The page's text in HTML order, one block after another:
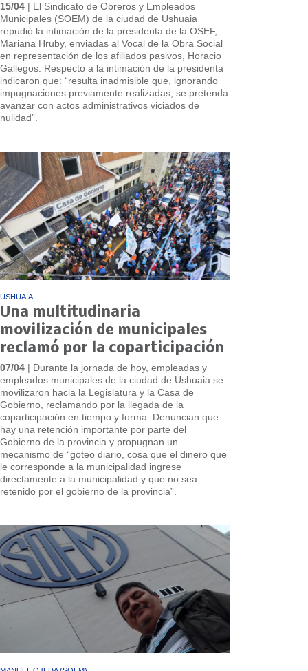
15/04 | El Sindicato de Obreros y Empleados
Municipales (SOEM) de la ciudad de Ushuaia
repudió la intimación de la presidenta de la OSEF,
Mariana Hruby, enviadas al Vocal de la Obra Social
en representación de los afiliados pasivos, Horacio
Gallegos. Respecto a la intimación de la presidenta
indicaron que: “resulta inadmisible que, ignorando
impugnaciones previamente realizadas, se pretenda
avanzar con actos administrativos viciados de
nulidad”.
USHUAIA
Una multitudinaria
movilización de municipales
reclamó por la coparticipación
07/04 | Durante la jornada de hoy, empleadas y
empleados municipales de la ciudad de Ushuaia se
movilizaron hacia la Legislatura y la Casa de
Gobierno, reclamando por la llegada de la
coparticipación en tiempo y forma. Denuncian que
hay una retención importante por parte del
Gobierno de la provincia y propugnan un
mecanismo de “goteo diario, cosa que el dinero que
le corresponde a la municipalidad ingrese
directamente a la municipalidad y que no sea
retenido por el gobierno de la provincia”.